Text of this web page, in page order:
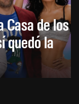
Casa de los
quedó la